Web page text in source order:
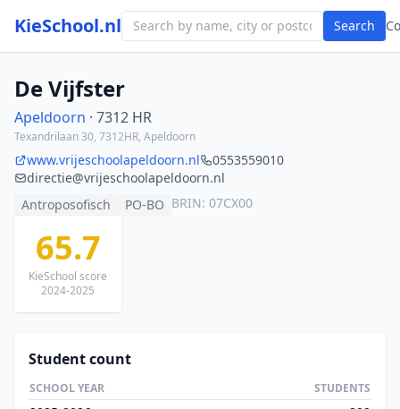
KieSchool.nl Search
De Vijfster
Apeldoorn · 7312 HR
Texandrilaan 30, 7312HR, Apeldoorn
www.vrijeschoolapeldoorn.nl
0553559010
directie@vrijeschoolapeldoorn.nl
Antroposofisch
PO-BO BRIN: 07CX00
65.7
KieSchool score
2024-2025
Student count
SCHOOL YEAR STUDENTS